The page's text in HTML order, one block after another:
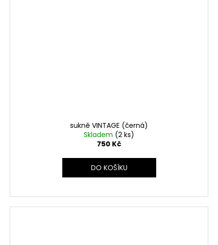
sukně VINTAGE (černá)
Skladem (2 ks)
750 Kč
DO KOŠÍKU